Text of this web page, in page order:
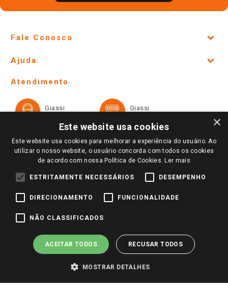
Fale Conosco
Lojas Físicas e Horários
Ofertas
Televendas
Notícias
Perguntas frequentes
Identidade Visual
Ajuda
Formas de Pagamento
Trocas e Devoluções
Atendimento
Giassi
Giassi
Redes Sociais
Pagamento e Segurança
×
Este website usa cookies
Este website usa cookies para melhorar a experiência do usuário. Ao
utilizar o nosso website, o usuário concorda com todos os cookies
de acordo com nossa Política de Cookies. Ler mais
ESTRITAMENTE NECESSÁRIOS DESEMPENHO
DIRECIONAMENTO FUNCIONALIDADE
NÃO CLASSIFICADOS
ACEITAR TODOS RECUSAR TODOS
MOSTRAR DETALHES